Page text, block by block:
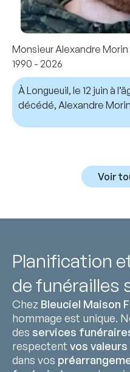
Monsieur Alexandre Morin
1990 - 2026
À Longueuil, le 12 juin à
décédé, Alexandre
Voir
Planification
de funérailles
Chez Bleuciel Maison
hommage est unique.
des services
respectent vos valeurs
dans vos